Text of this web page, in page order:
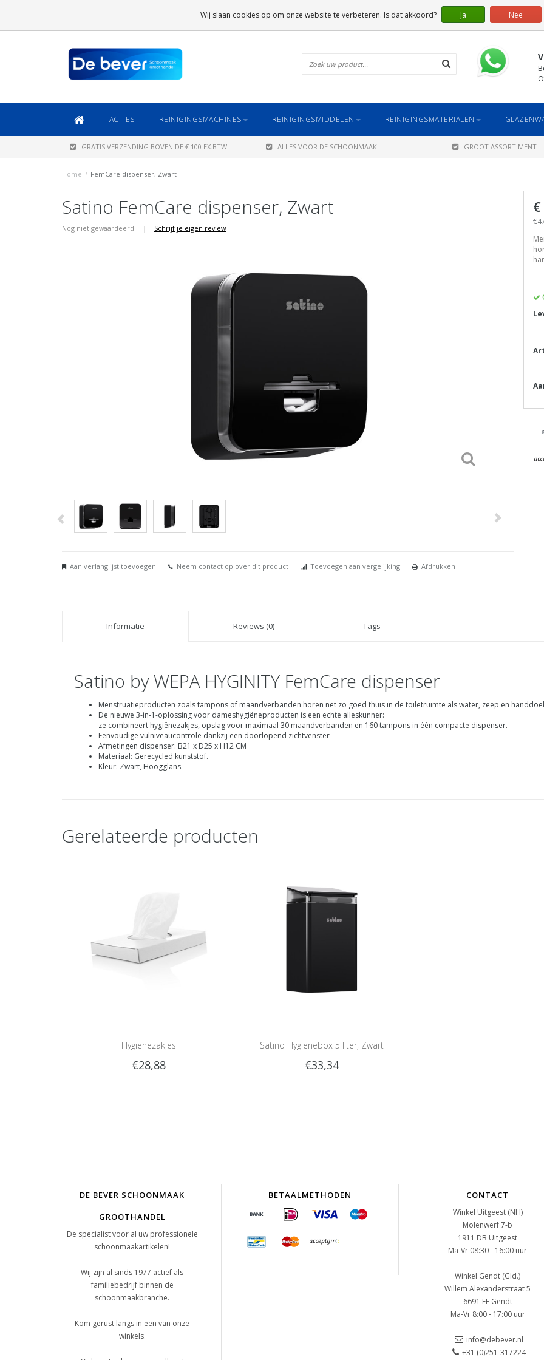
ACTIES REINIGINGSMACHINES REINIGINGSMIDDELEN REINIGINGSMATERIALEN
GRATIS VERZENDING BOVEN DE € 100 EX.BTW ALLES VOOR DE SCHOONMAAK GROOT ASSORTIMENT
Home / FemCare dispenser, Zwart
Satino FemCare dispenser, Zwart
Nog niet gewaardeerd | Schrijf je eigen review
Aan verlanglijst toevoegen Neem contact op over dit product Toevoegen aan vergelijking Afdrukken
Informatie Reviews (0) Tags
Satino by WEPA HYGINITY FemCare dispenser
Menstruatieproducten zoals tampons of maandverbanden horen net zo goed thuis in de toiletruimte als water, zeep en
De nieuwe 3-in-1-oplossing voor dameshygiëneproducten is een echte alleskunner:
ze combineert hygiënezakjes, opslag voor maximaal 30 maandverbanden en 160 tampons in één compacte dispenser.
Eenvoudige vulniveaucontrole dankzij een doorlopend zichtvenster
Afmetingen dispenser: B21 x D25 x H12 CM
Materiaal: Gerecycled kunststof.
Kleur: Zwart, Hoogglans.
Gerelateerde producten
Hygienezakjes
€28,88
Satino Hygiënebox 5 liter, Zwart
€33,34
DE BEVER SCHOONMAAK
GROOTHANDEL
De specialist voor al uw professionele
schoonmaakartikelen!
Wij zijn al sinds 1977 actief als
familiebedrijf binnen de
schoonmaakbranche.
Kom gerust langs in een van onze
winkels.
BETAALMETHODEN CONTACT
Winkel Uitgeest (NH)
Molenwerf 7-b
1911 DB Uitgeest
Ma-Vr 08:30 - 16:00 uur
Winkel Gendt (Gld.)
Willem Alexanderstraat 5
6691 EE Gendt
Ma-Vr 8:00 - 17:00 uur
info@debever.nl
+31 (0)251-317224
Wij slaan cookies op om onze website te verbeteren. Is dat akkoord? Ja Nee